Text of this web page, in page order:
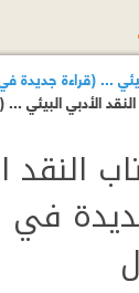
... (قراءة جديدة
الأدبي البيئي
النقد
في